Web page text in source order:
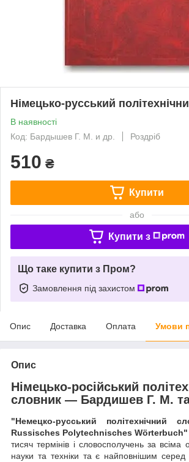
Німецько-русський
В наявності
Код: Бардышев Г. М. и др.
Роздріб
510 ₴
Купити
або
Купити з
Що таке купити з Пром?
Замовлення під захистом
Опис Доставка Оплата Умови
Опис
Німецько-російський
словник — Бардишев Г. М. та
"Немецко-русський політехнічний
Russisches Polytechnisches Wörterbuch"
тисяч термінів і словосполучень за всіма
науки та техніки та є найповнішим серед